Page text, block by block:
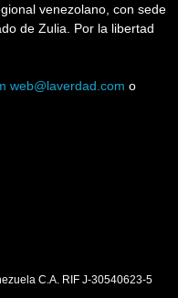
venezolano, con sede
de Zulia. Por la libertad
web@laverdad.com o
C.A. RIF J-30540623-5